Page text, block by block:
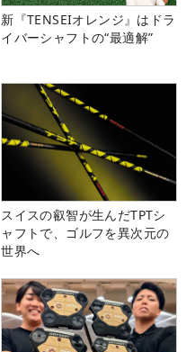
新『TENSEIオレンジ』はドラ
イバーシャフトの“最適解”
スイスの叡智が生んだTPTシ
ャフトで、ゴルフを異次元の
世界へ